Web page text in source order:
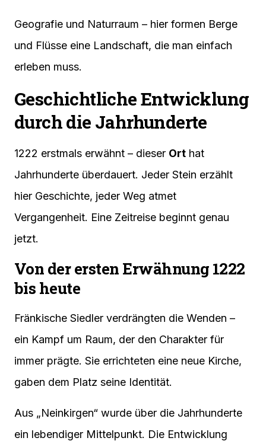
Geografie und Naturraum – hier formen Berge
und Flüsse eine Landschaft, die man einfach
erleben muss.
Geschichtliche Entwicklung
durch die Jahrhunderte
1222 erstmals erwähnt – dieser Ort hat
Jahrhunderte überdauert. Jeder Stein erzählt
hier Geschichte, jeder Weg atmet
Vergangenheit. Eine Zeitreise beginnt genau
jetzt.
Von der ersten Erwähnung 1222
bis heute
Fränkische Siedler verdrängten die Wenden –
ein Kampf um Raum, der den Charakter für
immer prägte. Sie errichteten eine neue Kirche,
gaben dem Platz seine Identität.
Aus „Neinkirgen“ wurde über die Jahrhunderte
ein lebendiger Mittelpunkt. Die Entwicklung